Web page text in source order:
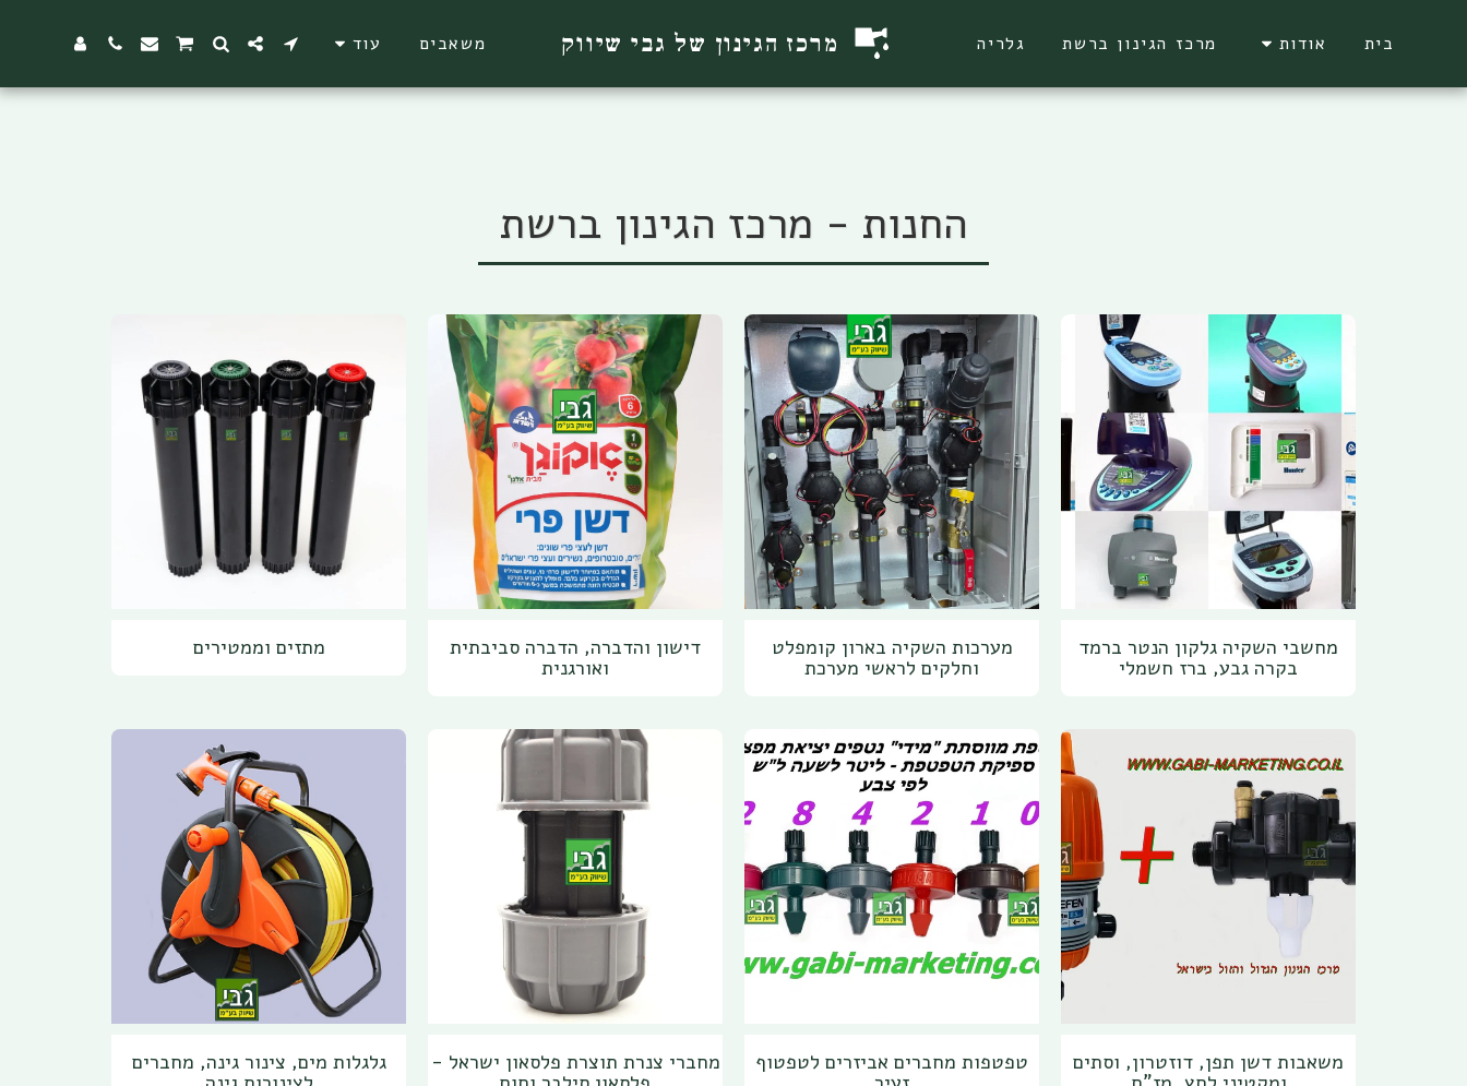
בית אודות מרכז הגינון ברשת גלריה מרכז הגינון של גבי שיווק משאבים עוד
החנות - מרכז הגינון ברשת
מחשבי השקיה גלקון הנטר ברמד
בקרה גבע, ברז חשמלי
מערכות השקיה בארון קומפלט
וחלקים לראשי מערכת
דישון והדברה, הדברה סביבתית
ואורגנית
מתזים וממטירים
משאבות דשן תפן, דוזטרון, וסתים טפטפות מחברים אביזרים לטפטוף מחברי צנרת תוצרת פלסאון ישראל - גלגלות מים, צינור גינה, מחברים